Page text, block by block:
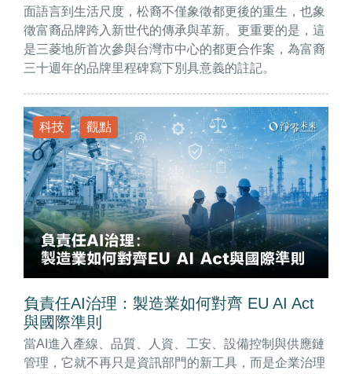
面語言到生活尺度，松裔不僅象徵都更後的重生，也象
徵富裔品牌跨入新世代的傳承與革新。更重要的是，這
是三菱地所首次參與台灣市中心的都更合作案，為富裔
三十週年的品牌里程碑寫下別具意義的註記。
科技 觀點
負責任AI治理：製造業如何對齊 EU AI Act
與國際準則
當AI進入產線、品質、人資、工安、設備控制與供應鏈
管理，它就不再只是資訊部門的新工具，而是企業治理